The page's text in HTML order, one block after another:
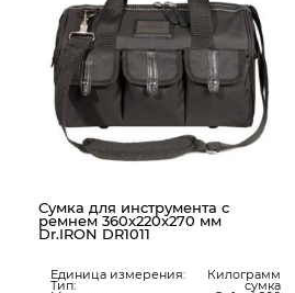
Сумка для инструмента с
ремнем 360x220x270 мм
Dr.IRON DR1011
Единица измерения: Килограмм
Тип: сумка